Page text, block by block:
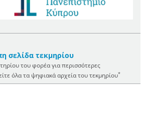
σελίδα τεκμηρίου
του φορέα για περισσότερες
όλα τα ψηφιακά αρχεία του τεκμηρίου*